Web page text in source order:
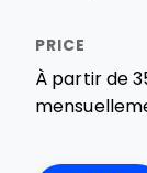
À partir de